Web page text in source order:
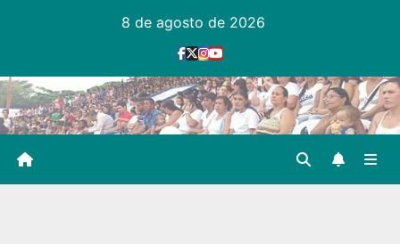
8 de agosto de 2026